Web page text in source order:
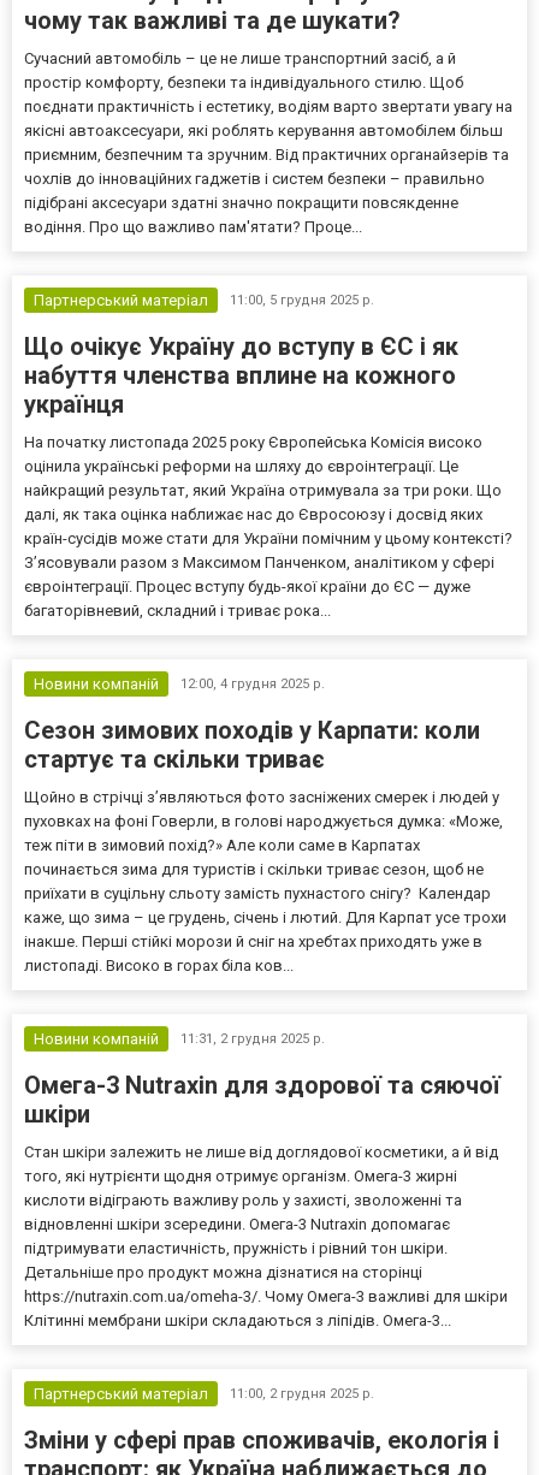
чому так важливі та де шукати?
Сучасний автомобіль – це не лише транспортний засіб, а й
простір комфорту, безпеки та індивідуального стилю. Щоб
поєднати практичність і естетику, водіям варто звертати увагу на
якісні автоаксесуари, які роблять керування автомобілем більш
приємним, безпечним та зручним. Від практичних органайзерів та
чохлів до інноваційних гаджетів і систем безпеки – правильно
підібрані аксесуари здатні значно покращити повсякденне
водіння. Про що важливо пам'ятати? Проце...
Партнерський матеріал 11:00, 5 грудня 2025 р.
Що очікує Україну до вступу в ЄС і як
набуття членства вплине на кожного
українця
На початку листопада 2025 року Європейська Комісія високо
оцінила українські реформи на шляху до євроінтеграції. Це
найкращий результат, який Україна отримувала за три роки. Що
далі, як така оцінка наближає нас до Євросоюзу і досвід яких
країн-сусідів може стати для України помічним у цьому контексті?
З’ясовували разом з Максимом Панченком, аналітиком у сфері
євроінтеграції. Процес вступу будь-якої країни до ЄС — дуже
багаторівневий, складний і триває рока...
Новини компаній 12:00, 4 грудня 2025 р.
Сезон зимових походів у Карпати: коли
стартує та скільки триває
Щойно в стрічці з’являються фото засніжених смерек і людей у
пуховках на фоні Говерли, в голові народжується думка: «Може,
теж піти в зимовий похід?» Але коли саме в Карпатах
починається зима для туристів і скільки триває сезон, щоб не
приїхати в суцільну сльоту замість пухнастого снігу? Календар
каже, що зима – це грудень, січень і лютий. Для Карпат усе трохи
інакше. Перші стійкі морози й сніг на хребтах приходять уже в
листопаді. Високо в горах біла ков...
Новини компаній 11:31, 2 грудня 2025 р.
Омега-3 Nutraxin для здорової та сяючої
шкіри
Стан шкіри залежить не лише від доглядової косметики, а й від
того, які нутрієнти щодня отримує організм. Омега-3 жирні
кислоти відіграють важливу роль у захисті, зволоженні та
відновленні шкіри зсередини. Омега-3 Nutraxin допомагає
підтримувати еластичність, пружність і рівний тон шкіри.
Детальніше про продукт можна дізнатися на сторінці
https://nutraxin.com.ua/omeha-3/. Чому Омега-3 важливі для шкіри
Клітинні мембрани шкіри складаються з ліпідів. Омега-3...
Партнерський матеріал 11:00, 2 грудня 2025 р.
Зміни у сфері прав споживачів, екологія і
транспорт: як Україна наближається до